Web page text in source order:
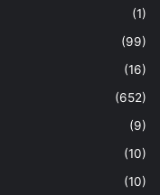
(1)
(99)
(16)
(652)
(9)
(10)
(10)